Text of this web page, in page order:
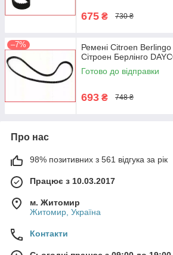
675 ₴ 730 ₴
–7%
Ремені Citroen
Сітроен Берлінго
Готово до відправки
693 ₴ 748 ₴
Про нас
98% позитивних з 561 відгука за рік
Працює з 10.03.2017
м. Житомир
Житомир, Україна
Контакти